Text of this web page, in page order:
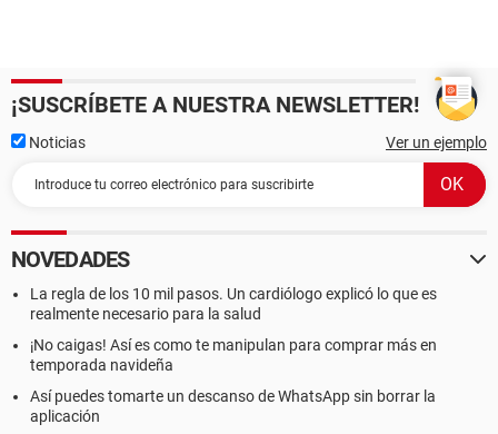
¡SUSCRÍBETE A NUESTRA NEWSLETTER!
Noticias Ver un ejemplo
NOVEDADES
La regla de los 10 mil pasos. Un cardiólogo explicó lo que es
realmente necesario para la salud
¡No caigas! Así es como te manipulan para comprar más en
temporada navideña
Así puedes tomarte un descanso de WhatsApp sin borrar la
aplicación